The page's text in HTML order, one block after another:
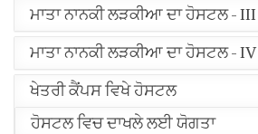
ਮਾਤਾ ਨਾਨਕੀ ਲੜਕੀਆ ਦਾ ਹੋਸਟਲ - III
ਮਾਤਾ ਨਾਨਕੀ ਲੜਕੀਆ ਦਾ ਹੋਸਟਲ - IV
ਖੇਤਰੀ ਕੈਂਪਸ ਵਿਖੇ ਹੋਸਟਲ
ਹੋਸਟਲ ਵਿਚ ਦਾਖਲੇ ਲਈ ਯੋਗਤਾ